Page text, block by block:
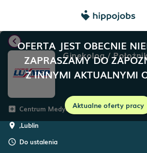
OFERTA JEST OBECNIE
ZAPRASZAMY DO
Z INNYMI AKTUALNYMI
Aktualne oferty pracy
chevron_left
Ginekolog /
add_box Centrum Medyczne LUXMED
room ,Lublin
schedule Do ustalenia